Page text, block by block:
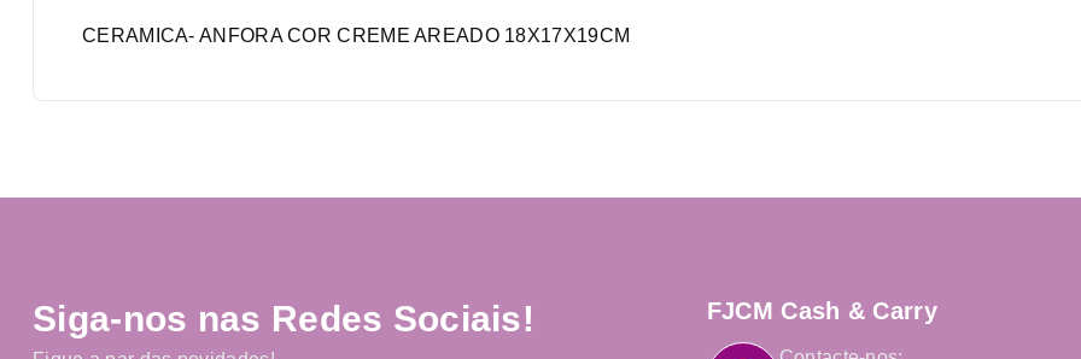
CERAMICA- ANFORA COR CREME AREADO 18X17X19CM
Siga-nos nas Redes Sociais! FJCM Cash & Carry